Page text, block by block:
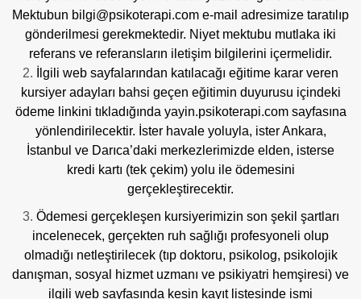
Mektubun bilgi@psikoterapi.com e-mail adresimize taratılıp
gönderilmesi gerekmektedir. Niyet mektubu mutlaka iki
referans ve referansların iletişim bilgilerini içermelidir.
İlgili web sayfalarından katılacağı eğitime karar veren
kursiyer adayları bahsi geçen eğitimin duyurusu içindeki
ödeme linkini tıkladığında yayin.psikoterapi.comsayfasına
yönlendirilecektir. İster havale yoluyla, ister Ankara,
İstanbul ve Darıca’daki merkezlerimizde elden, isterse
kredi kartı (tek çekim) yolu ile ödemesini
gerçekleştirecektir.
Ödemesi gerçekleşen kursiyerimizin son şekil şartları
incelenecek, gerçekten ruh sağlığı profesyoneli olup
olmadığı netleştirilecek (tıp doktoru, psikolog, psikolojik
danışman, sosyal hizmet uzmanı ve psikiyatri hemşiresi) ve
ilgili web sayfasında kesin kayıt listesinde ismi